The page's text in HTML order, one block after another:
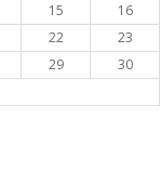
15
16
22
23
29
30